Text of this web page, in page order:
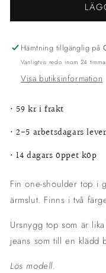
Hämtning tillgänglig på
Vanligtvis redo inom 24
Visa butiksinformation
• 59 kr i frakt
• 2-5 arbetsdagars
• 14 dagars öppet köp
Fin one-shoulder top i
ärmslut. Finns i två
Ursnygg top som är
jeans som till en klädd
Lös modell.